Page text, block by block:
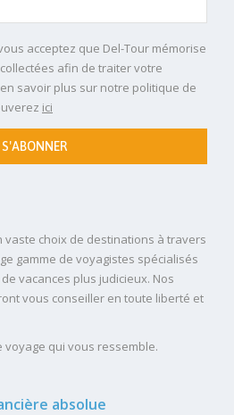
acceptez que Del-Tour mémorise
afin de traiter votre
savoir plus sur notre politique de
ici
S'ABONNER
vaste choix de destinations à travers
gamme de voyagistes spécialisés
vacances plus judicieux. Nos
vous conseiller en toute liberté et
qui vous ressemble.
absolue